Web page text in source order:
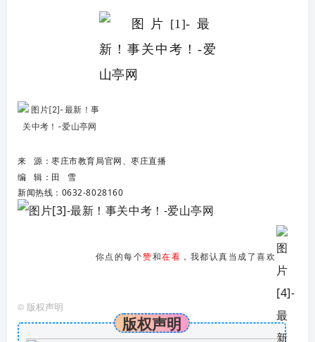
来 源：枣庄市教育局官网、枣庄直播
编 辑：田 雪
新闻热线：0632-8028160
你点的每个赞和在看 ，我都认真当成了喜欢
© 版权声明
版权声明